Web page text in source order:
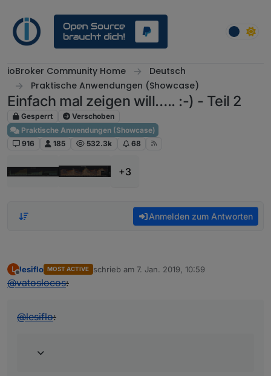
ioBroker Community Home
Deutsch
Praktische Anwendungen (Showcase)
Einfach mal zeigen will….. :-) - Teil 2
Gesperrt
Verschoben
Praktische Anwendungen (Showcase)
916
185 532.3k 68
+3
Anmelden zum Antworten
L
Offline
lesiflo MOST ACTIVE schrieb am 7. Jan. 2019, 10:59
zuletzt editiert von
@vatoslocos:
@lesiflo: